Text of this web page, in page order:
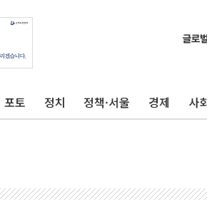
포토 정치 정책·서울 경제 사